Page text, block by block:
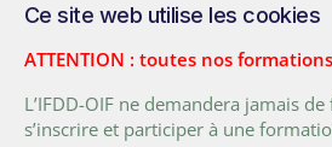
Canada
Tél. :+ (1) 418 692 5727
Fax :+ (1) 418 692 5644
Ce site web utilise les cookies
ATTENTION : toutes nos
L’IFDD-OIF ne demandera jamais
s’inscrire et participer à une